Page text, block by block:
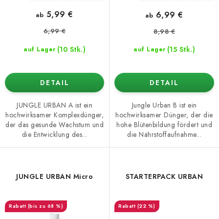
auf Lager (10 Stk.)
ab 5,99 €
6,99 €
DETAIL
JUNGLE URBAN A ist ein
hochwirksamer Komplexdünger,
der das gesunde Wachstum und
die Entwicklung des...
auf Lager (15 Stk.)
ab 6,99 €
8,98 €
DETAIL
Jungle Urban B ist ein
hochwirksamer Dünger, der die
hohe Blütenbildung fördert und
die Nährstoffaufnahme...
JUNGLE URBAN Micro
(bis zu 68 %)
STARTERPACK URBAN
(22 %)